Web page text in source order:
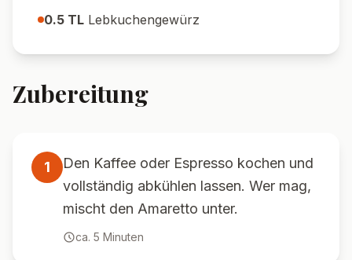
0.5 TL Lebkuchengewürz
Zubereitung
1
Den Kaffee oder Espresso kochen und
vollständig abkühlen lassen. Wer mag,
mischt den Amaretto unter.
ca. 5 Minuten